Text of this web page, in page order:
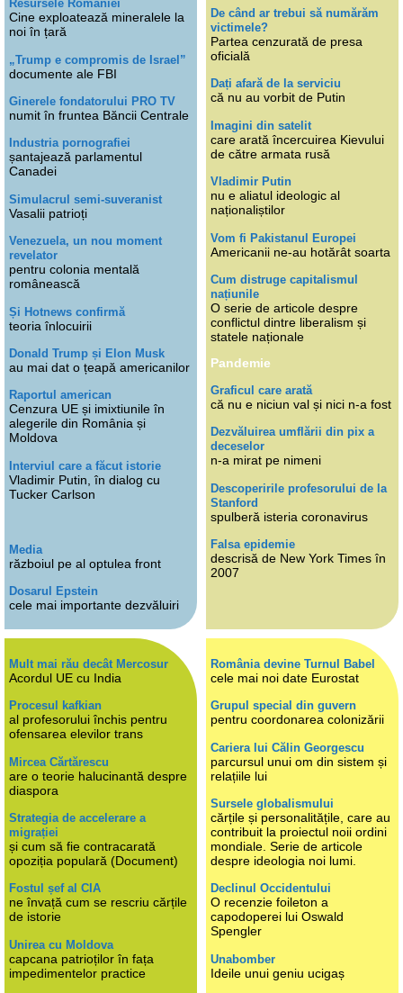
Resursele României
Cine exploatează mineralele la
noi în țară
„Trump e compromis de Israel”
documente ale FBI
Ginerele fondatorului PRO TV
numit în fruntea Băncii Centrale
Industria pornografiei
șantajează parlamentul
Canadei
Simulacrul semi-suveranist
Vasalii patrioți
Venezuela, un nou moment
revelator
pentru colonia mentală
românească
Și Hotnews confirmă
teoria înlocuirii
Donald Trump și Elon Musk
au mai dat o țeapă americanilor
Raportul american
Cenzura UE și imixtiunile în
alegerile din România și
Moldova
Interviul care a făcut istorie
Vladimir Putin, în dialog cu
Tucker Carlson
Media
războiul pe al optulea front
Dosarul Epstein
cele mai importante dezvăluiri
De când ar trebui să numărăm
victimele?
Partea cenzurată de presa
oficială
Dați afară de la serviciu
că nu au vorbit de Putin
Imagini din satelit
care arată încercuirea Kievului
de către armata rusă
Vladimir Putin
nu e aliatul ideologic al
naționaliștilor
Vom fi Pakistanul Europei
Americanii ne-au hotărât soarta
Cum distruge capitalismul
națiunile
O serie de articole despre
conflictul dintre liberalism și
statele naționale
Pandemie
Graficul care arată
că nu e niciun val și nici n-a fost
Dezvăluirea umflării din pix a
deceselor
n-a mirat pe nimeni
Descoperirile profesorului de la
Stanford
spulberă isteria coronavirus
Falsa epidemie
descrisă de New York Times în
2007
Mult mai rău decât Mercosur
Acordul UE cu India
Procesul kafkian
al profesorului închis pentru
ofensarea elevilor trans
Mircea Cărtărescu
are o teorie halucinantă despre
diaspora
Strategia de accelerare a
migrației
și cum să fie contracarată
opoziția populară (Document)
Fostul șef al CIA
ne învață cum se rescriu cărțile
de istorie
Unirea cu Moldova
capcana patrioților în fața
impedimentelor practice
România devine Turnul Babel
cele mai noi date Eurostat
Grupul special din guvern
pentru coordonarea colonizării
Cariera lui Călin Georgescu
parcursul unui om din sistem și
relațiile lui
Sursele globalismului
cărțile și personalitățile, care au
contribuit la proiectul noii ordini
mondiale. Serie de articole
despre ideologia noi lumi.
Declinul Occidentului
O recenzie foileton a
capodoperei lui Oswald
Spengler
Unabomber
Ideile unui geniu ucigaș